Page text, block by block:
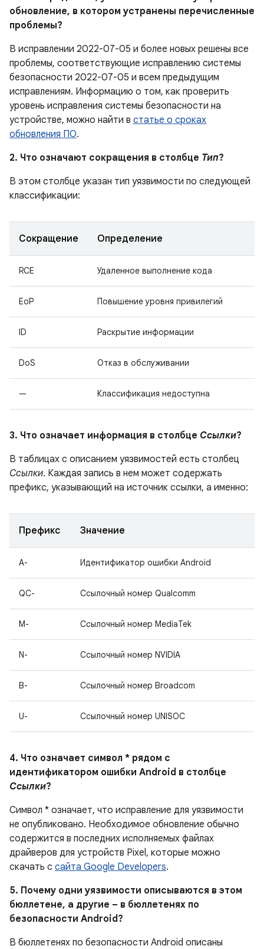
обновление, в котором устранены перечисленные
проблемы?
В исправлении 2022-07-05 и более новых решены все
проблемы, соответствующие исправлению системы
безопасности 2022-07-05 и всем предыдущим
исправлениям. Информацию о том, как проверить
уровень исправления системы безопасности на
устройстве, можно найти в статье о сроках
обновления ПО.
2. Что означают сокращения в столбце Тип?
В этом столбце указан тип уязвимости по следующей
классификации:
Сокращение Определение
RCE Удаленное выполнение кода
EoP Повышение уровня привилегий
ID Раскрытие информации
DoS Отказ в обслуживании
— Классификация недоступна
3. Что означает информация в столбце Ссылки?
В таблицах с описанием уязвимостей есть столбец
Ссылки. Каждая запись в нем может содержать
префикс, указывающий на источник ссылки, а именно:
Префикс Значение
A- Идентификатор ошибки Android
QC- Ссылочный номер Qualcomm
M- Ссылочный номер MediaTek
N- Ссылочный номер NVIDIA
B- Ссылочный номер Broadcom
U- Ссылочный номер UNISOC
4. Что означает символ * рядом с
идентификатором ошибки Android в столбце
Ссылки?
Символ * означает, что исправление для уязвимости
не опубликовано. Необходимое обновление обычно
содержится в последних исполняемых файлах
драйверов для устройств Pixel, которые можно
скачать с сайта Google Developers.
5. Почему одни уязвимости описываются в этом
бюллетене, а другие – в бюллетенях по
безопасности Android?
В бюллетенях по безопасности Android описаны